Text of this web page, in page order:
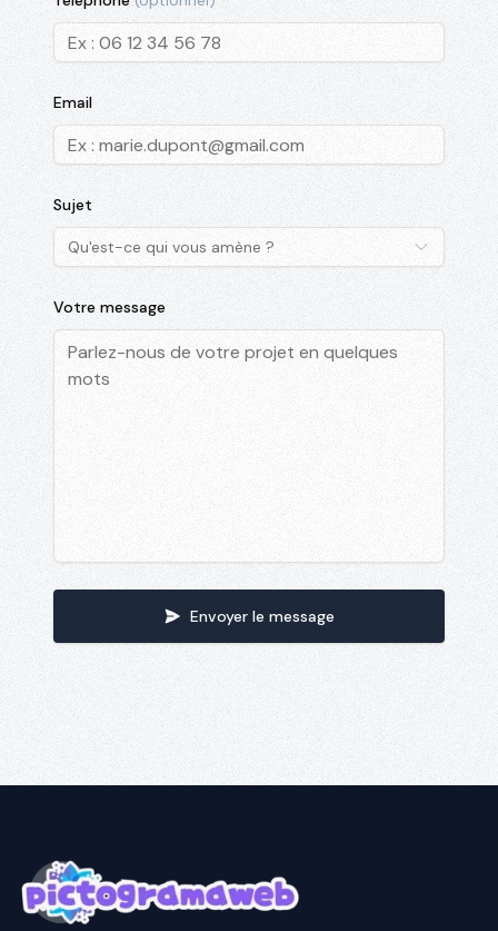
Email
Sujet
Qu'est-ce qui vous amène ?
Votre message
Envoyer le message